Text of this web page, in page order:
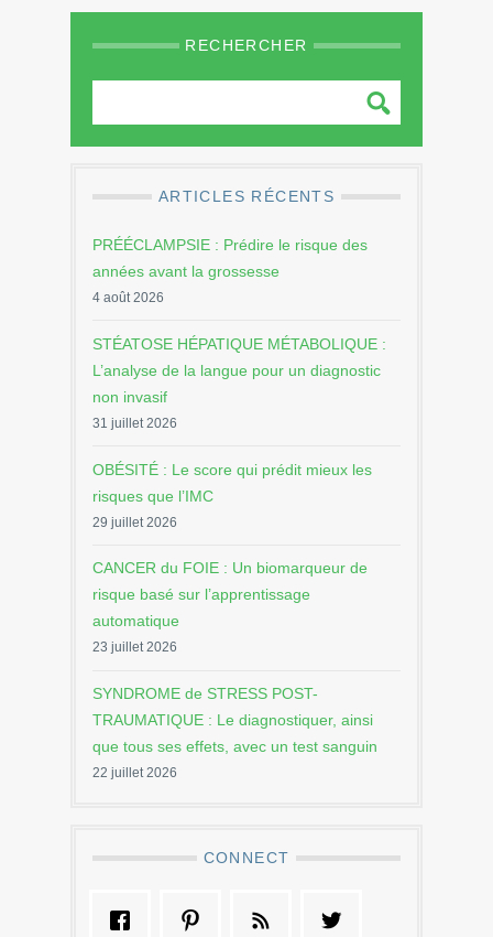
RECHERCHER
ARTICLES RÉCENTS
PRÉÉCLAMPSIE : Prédire le risque des
années avant la grossesse
4 août 2026
STÉATOSE HÉPATIQUE MÉTABOLIQUE :
L’analyse de la langue pour un diagnostic
non invasif
31 juillet 2026
OBÉSITÉ : Le score qui prédit mieux les
risques que l’IMC
29 juillet 2026
CANCER du FOIE : Un biomarqueur de
risque basé sur l’apprentissage
automatique
23 juillet 2026
SYNDROME de STRESS POST-
TRAUMATIQUE : Le diagnostiquer, ainsi
que tous ses effets, avec un test sanguin
22 juillet 2026
CONNECT